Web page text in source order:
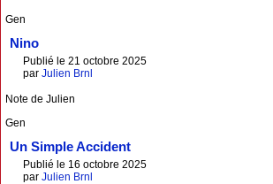
Gen
Nino
Publié le 21 octobre 2025
par Julien Brnl
Note de Julien
Gen
Un Simple Accident
Publié le 16 octobre 2025
par Julien Brnl